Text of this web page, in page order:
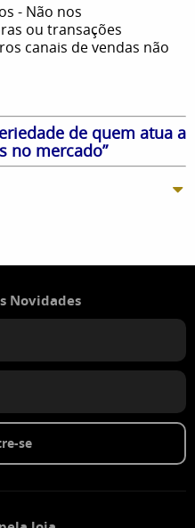
- Não nos
ou transações
canais de vendas não
de quem atua a
no mercado”
Novidades
se